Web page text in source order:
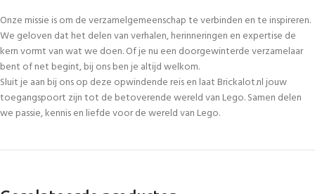
Onze missie is om de verzamelgemeenschap te verbinden en te inspireren.
We geloven dat het delen van verhalen, herinneringen en expertise de
kern vormt van wat we doen. Of je nu een doorgewinterde verzamelaar
bent of net begint, bij ons ben je altijd welkom.
Sluit je aan bij ons op deze opwindende reis en laat Brickalot.nl jouw
toegangspoort zijn tot de betoverende wereld van Lego. Samen delen
we passie, kennis en liefde voor de wereld van Lego.